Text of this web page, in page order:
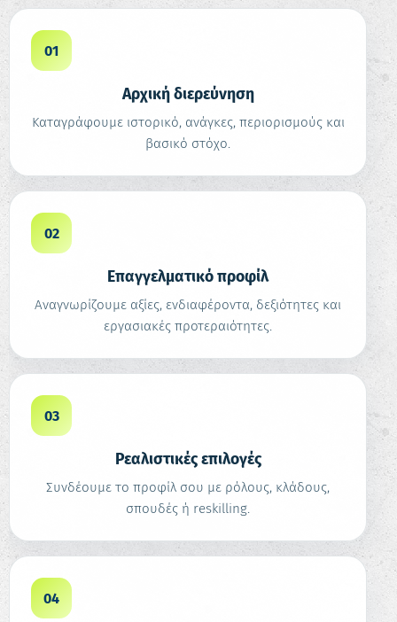
01
Αρχική διερεύνηση
Καταγράφουμε ιστορικό, ανάγκες, περιορισμούς και
βασικό στόχο.
02
Επαγγελματικό προφίλ
Αναγνωρίζουμε αξίες, ενδιαφέροντα, δεξιότητες και
εργασιακές προτεραιότητες.
03
Ρεαλιστικές επιλογές
Συνδέουμε το προφίλ σου με ρόλους, κλάδους,
σπουδές ή reskilling.
04